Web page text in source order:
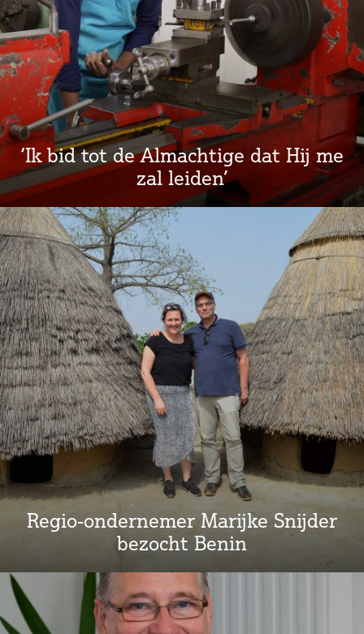
‘Ik bid tot de Almachtige dat Hij me
zal leiden’
Regio-ondernemer Marijke Snijder
bezocht Benin